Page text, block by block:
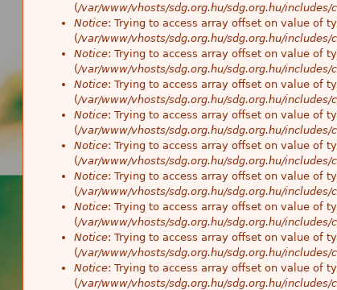
(/var/www/vhosts/sdg.org.hu/sdg.org.hu/includes/
Notice: Trying to access array offset on value of
(/var/www/vhosts/sdg.org.hu/sdg.org.hu/includes/
Notice: Trying to access array offset on value of
(/var/www/vhosts/sdg.org.hu/sdg.org.hu/includes/
Notice: Trying to access array offset on value of
(/var/www/vhosts/sdg.org.hu/sdg.org.hu/includes/
Notice: Trying to access array offset on value of
(/var/www/vhosts/sdg.org.hu/sdg.org.hu/includes/
Notice: Trying to access array offset on value of
(/var/www/vhosts/sdg.org.hu/sdg.org.hu/includes/
Notice: Trying to access array offset on value of
(/var/www/vhosts/sdg.org.hu/sdg.org.hu/includes/
Notice: Trying to access array offset on value of
(/var/www/vhosts/sdg.org.hu/sdg.org.hu/includes/
Notice: Trying to access array offset on value of
(/var/www/vhosts/sdg.org.hu/sdg.org.hu/includes/
Notice: Trying to access array offset on value of
(/var/www/vhosts/sdg.org.hu/sdg.org.hu/includes/